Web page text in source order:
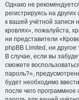
Однако не
регистрируясь на
к вашей учётной записи
кровлях», пожалуйста,
ни представители
phpBB Limited, ни
В случае, если вы
сможете
пароль?»,
будет необходимо
после чего программное